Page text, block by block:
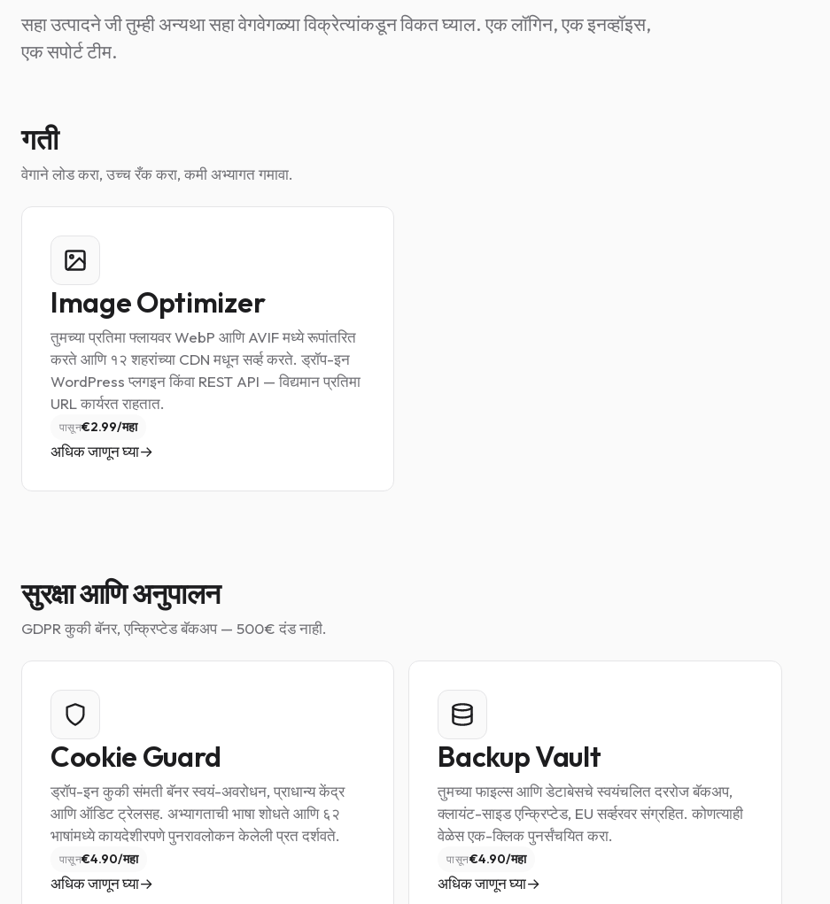
सहा उत्पादने जी तुम्ही अन्यथा सहा वेगवेगळ्या विक्रेत्यांकडून विकत घ्याल. एक लॉगिन, एक इनव्हॉइस,
एक सपोर्ट टीम.
गती
वेगाने लोड करा, उच्च रँक करा, कमी अभ्यागत गमावा.
Image Optimizer
तुमच्या प्रतिमा फ्लायवर WebP आणि AVIF मध्ये रूपांतरित
करते आणि १२ शहरांच्या CDN मधून सर्व्ह करते. ड्रॉप-इन
WordPress प्लगइन किंवा REST API — विद्यमान प्रतिमा
URL कार्यरत राहतात.
पासून€2.99/महा
अधिक जाणून घ्या
सुरक्षा आणि अनुपालन
GDPR कुकी बॅनर, एन्क्रिप्टेड बॅकअप — 500€ दंड नाही.
Cookie Guard
ड्रॉप-इन कुकी संमती बॅनर स्वयं-अवरोधन, प्राधान्य केंद्र
आणि ऑडिट ट्रेलसह. अभ्यागताची भाषा शोधते आणि ६२
भाषांमध्ये कायदेशीरपणे पुनरावलोकन केलेली प्रत दर्शवते.
पासून€4.90/महा
अधिक जाणून घ्या
Backup Vault
तुमच्या फाइल्स आणि डेटाबेसचे स्वयंचलित दररोज बॅकअप,
क्लायंट-साइड एन्क्रिप्टेड, EU सर्व्हरवर संग्रहित. कोणत्याही
वेळेस एक-क्लिक पुनर्संचयित करा.
पासून€4.90/महा
अधिक जाणून घ्या